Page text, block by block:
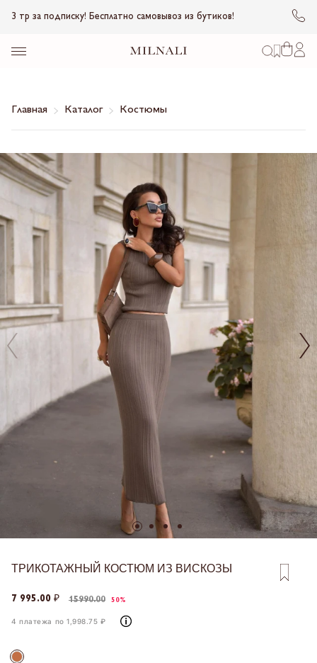
3 тр за подписку! Бесплатно самовывоз из бутиков!
Главная Каталог Костюмы
ТРИКОТАЖНЫЙ КОСТЮМ ИЗ ВИСКОЗЫ
7 995.00 ₽ 15990.00 50%
4 платежа по 1,998.75 ₽